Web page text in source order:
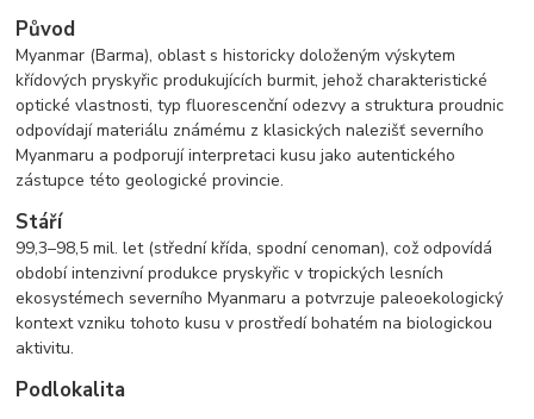
Původ
Myanmar (Barma), oblast s historicky doloženým výskytem
křídových pryskyřic produkujících burmit, jehož charakteristické
optické vlastnosti, typ fluorescenční odezvy a struktura proudnic
odpovídají materiálu známému z klasických nalezišť severního
Myanmaru a podporují interpretaci kusu jako autentického
zástupce této geologické provincie.
Stáří
99,3–98,5 mil. let (střední křída, spodní cenoman), což odpovídá
období intenzivní produkce pryskyřic v tropických lesních
ekosystémech severního Myanmaru a potvrzuje paleoekologický
kontext vzniku tohoto kusu v prostředí bohatém na biologickou
aktivitu.
Podlokalita